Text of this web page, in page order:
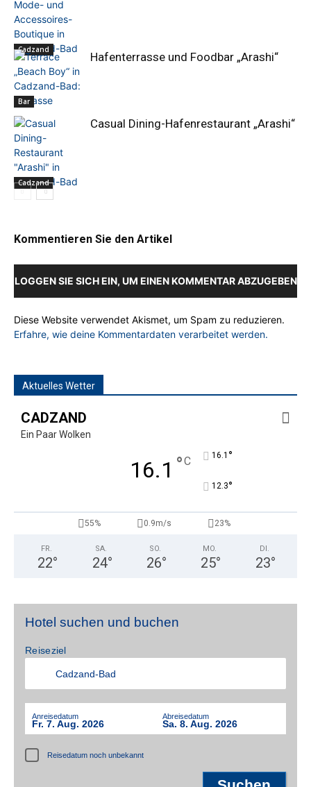
Cadzand
Bar
Hafenterrasse und Foodbar „Arashi“
Cadzand
Casual Dining-Hafenrestaurant „Arashi“
Kommentieren Sie den Artikel
LOGGEN SIE SICH EIN, UM EINEN KOMMENTAR ABZUGEBEN
Diese Website verwendet Akismet, um Spam zu reduzieren.
Erfahre, wie deine Kommentardaten verarbeitet werden.
Aktuelles Wetter
CADZAND
Ein Paar Wolken
16.1 °C 16.1 °
12.3°
55% 0.9m/s 23%
FR.
22°
SA.
24°
SO.
26°
MO.
25°
DI.
23°
Hotel suchen und buchen
Reiseziel
Anreisedatum
Fr. 7. Aug. 2026
Abreisedatum
Sa. 8. Aug. 2026
Reisedatum noch unbekannt